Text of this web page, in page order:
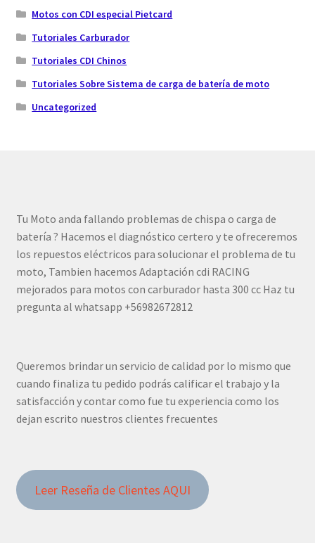
Motos con CDI especial Pietcard
Tutoriales Carburador
Tutoriales CDI Chinos
Tutoriales Sobre Sistema de carga de batería de moto
Uncategorized
Tu Moto anda fallando problemas de chispa o carga de
batería ? Hacemos el diagnóstico certero y te ofreceremos
los repuestos eléctricos para solucionar el problema de tu
moto, Tambien hacemos Adaptación cdi RACING
mejorados para motos con carburador hasta 300 cc Haz tu
pregunta al whatsapp +56982672812
Queremos brindar un servicio de calidad por lo mismo que
cuando finaliza tu pedido podrás calificar el trabajo y la
satisfacción y contar como fue tu experiencia como los
dejan escrito nuestros clientes frecuentes
Leer Reseña de Clientes AQUI